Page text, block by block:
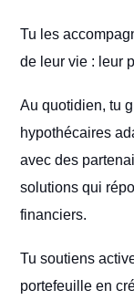
Tu les
de leur vie : leur
Au quotidien, tu
hypothécaires
avec des
solutions qui
financiers.
Tu soutiens
portefeuille en